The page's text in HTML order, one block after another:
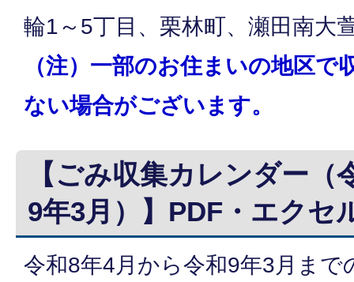
輪1～5丁目、栗林町、瀬田南大
（注）一部のお住まいの地区で
ない場合がございます。
【ごみ収集カレンダー（
9年3月）】PDF・エクセ
令和8年4月から令和9年3月まで